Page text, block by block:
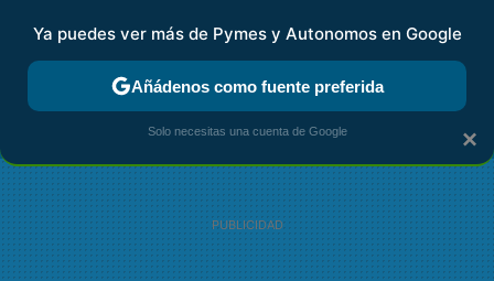
FISCALIDAD Y CONTABILIDAD KIT DIGITAL RENTA
×
Ya puedes ver más de Pymes y Autonomos en Google
Añádenos como fuente preferida
Solo necesitas una cuenta de Google